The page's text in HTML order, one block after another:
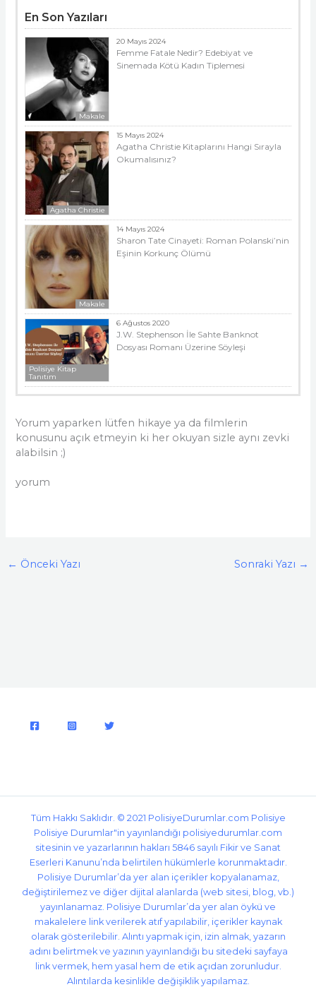
En Son Yazıları
Makale
20 Mayıs 2024
Femme Fatale Nedir? Edebiyat ve
Sinemada Kötü Kadın Tiplemesi
Agatha Christie
15 Mayıs 2024
Agatha Christie Kitaplarını Hangi Sırayla
Okumalısınız?
Makale
14 Mayıs 2024
Sharon Tate Cinayeti: Roman Polanski’nin
Eşinin Korkunç Ölümü
Polisiye Kitap
Tanıtım
6 Ağustos 2020
J.W. Stephenson İle Sahte Banknot
Dosyası Romanı Üzerine Söyleşi
Yorum yaparken lütfen hikaye ya da filmlerin
konusunu açık etmeyin ki her okuyan sizle aynı zevki
alabilsin ;)
yorum
← Önceki Yazı Sonraki Yazı →
Tüm Hakkı Saklıdır. © 2021 PolisiyeDurumlar.com Polisiye
Polisiye Durumlar"in yayınlandığı polisiyedurumlar.com
sitesinin ve yazarlarının hakları 5846 sayılı Fikir ve Sanat
Eserleri Kanunu’nda belirtilen hükümlerle korunmaktadır.
Polisiye Durumlar’da yer alan içerikler kopyalanamaz,
değiştirilemez ve diğer dijital alanlarda (web sitesi, blog, vb.)
yayınlanamaz. Polisiye Durumlar’da yer alan öykü ve
makalelere link verilerek atıf yapılabilir, içerikler kaynak
olarak gösterilebilir. Alıntı yapmak için, izin almak, yazarın
adını belirtmek ve yazının yayınlandığı bu sitedeki sayfaya
link vermek, hem yasal hem de etik açıdan zorunludur.
Alıntılarda kesinlikle değişiklik yapılamaz.